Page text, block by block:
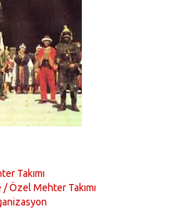
Takımı
Özel Mehter Takımı